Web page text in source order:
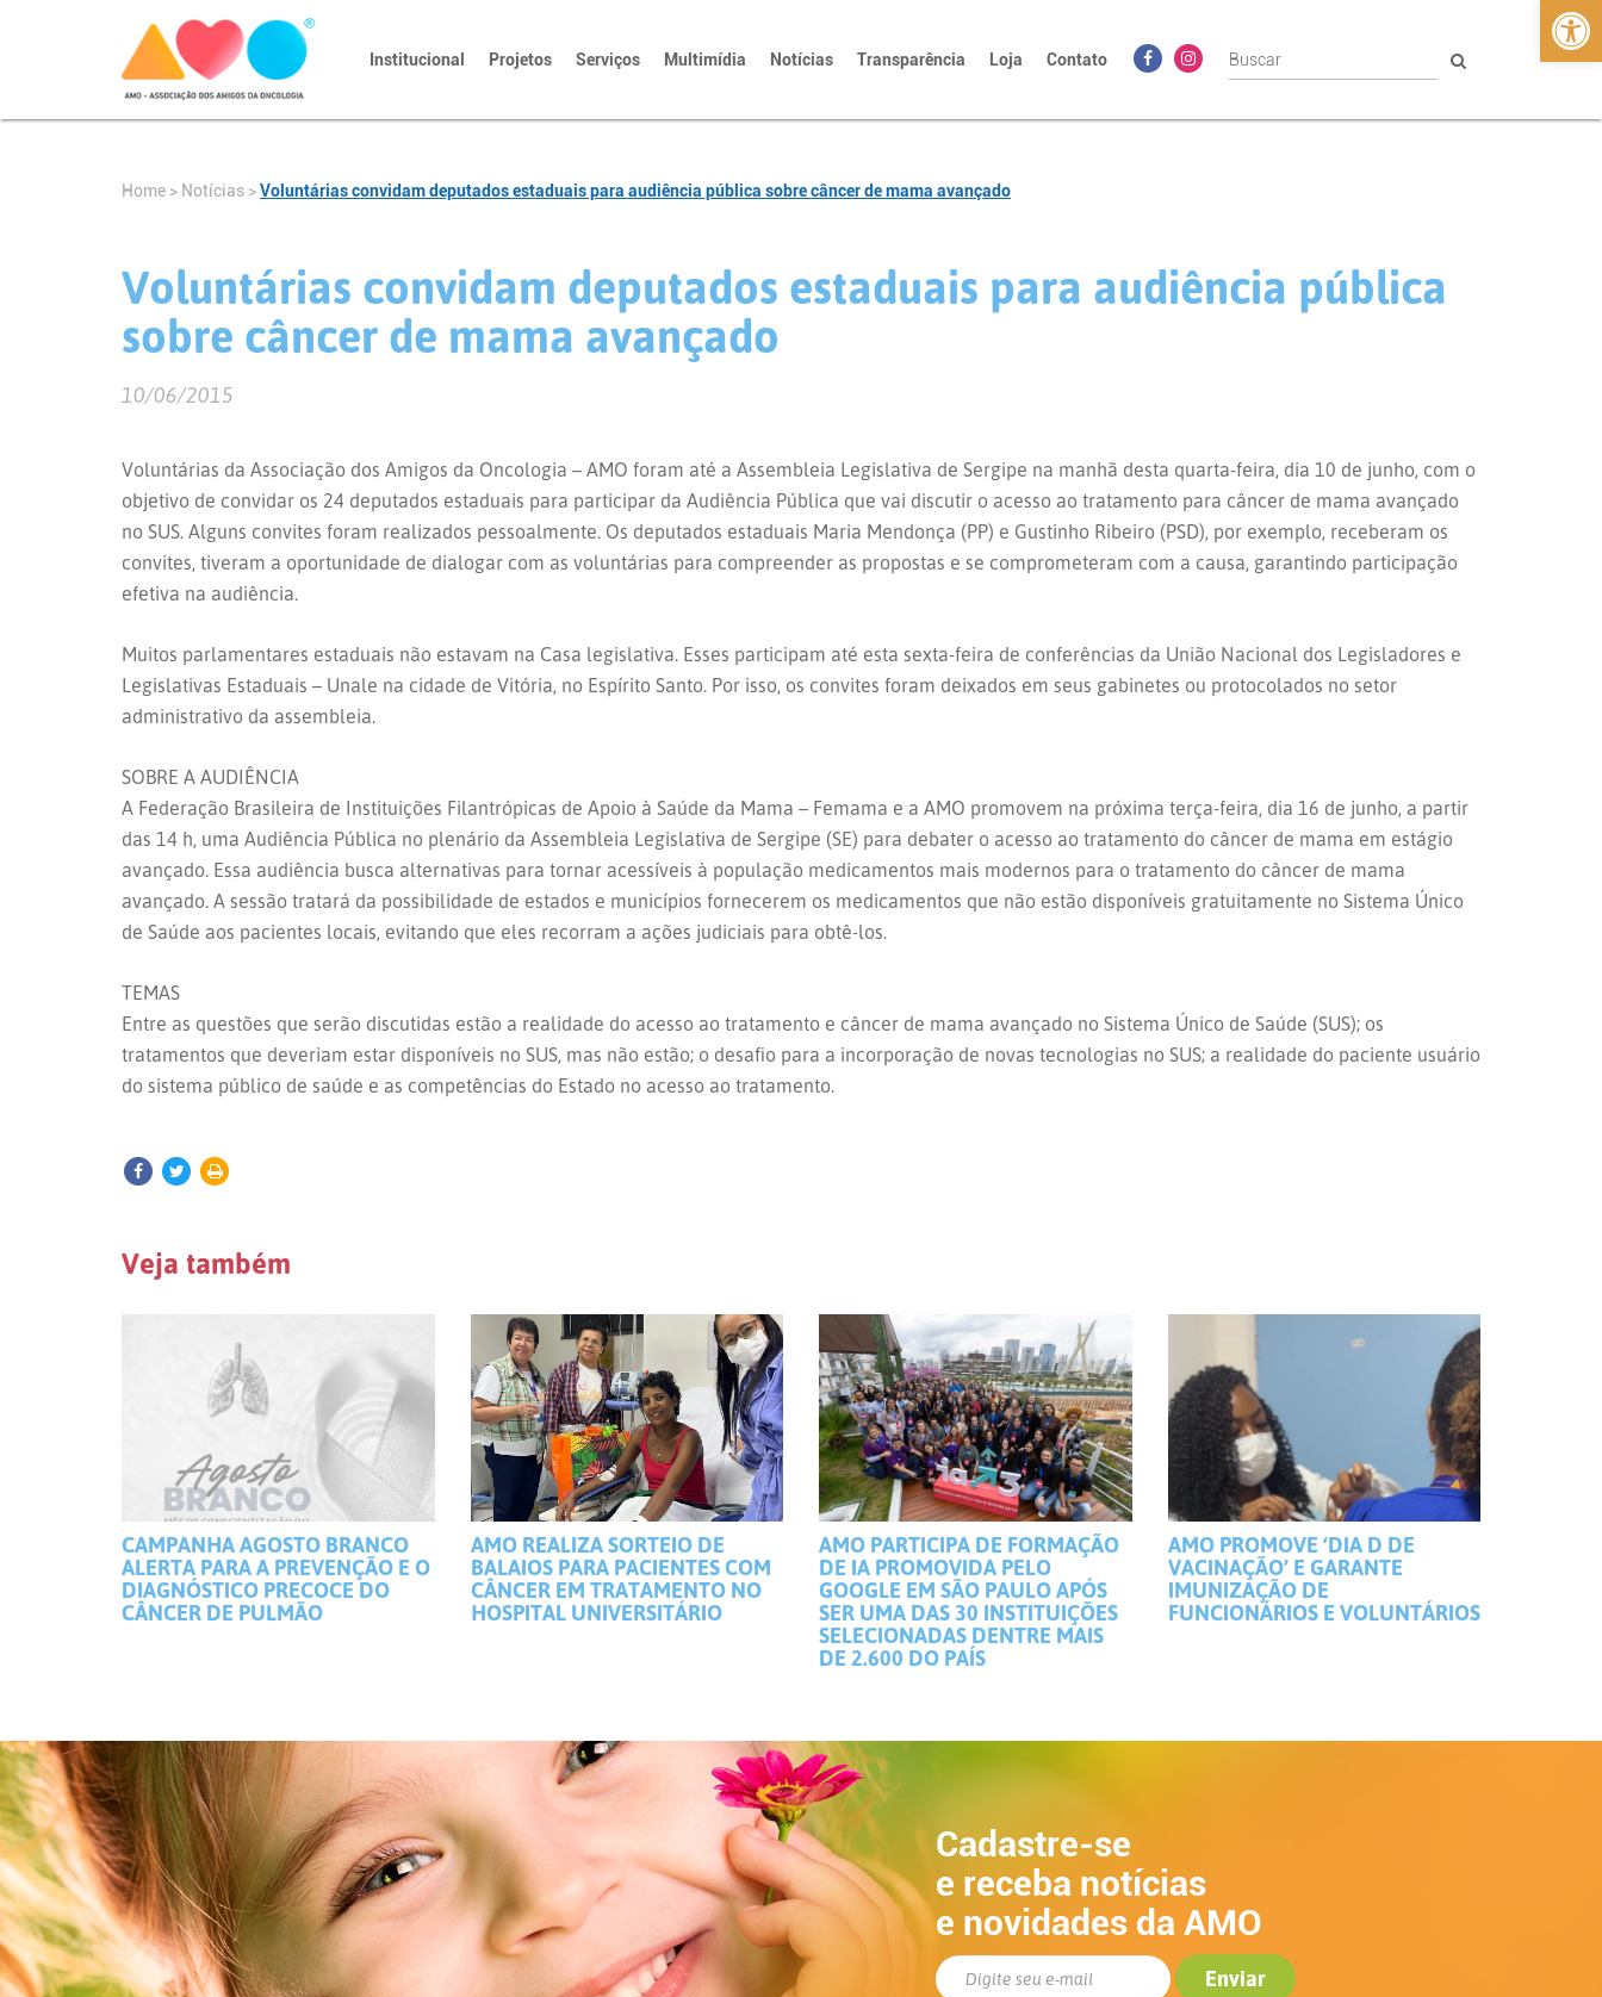
Institucional Projetos Serviços Multimídia Notícias Transparência Loja Contato
Home > Notícias >Voluntárias convidam deputados estaduais para audiência pública sobre câncer de mama avançado
Voluntárias convidam deputados estaduais para audiência pública
sobre câncer de mama avançado
10/06/2015
Voluntárias da Associação dos Amigos da Oncologia – AMO foram até a Assembleia Legislativa de Sergipe na manhã desta quarta-feira, dia 10 de junho, com o
objetivo de convidar os 24 deputados estaduais para participar da Audiência Pública que vai discutir o acesso ao tratamento para câncer de mama avançado
no SUS. Alguns convites foram realizados pessoalmente. Os deputados estaduais Maria Mendonça (PP) e Gustinho Ribeiro (PSD), por exemplo, receberam os
convites, tiveram a oportunidade de dialogar com as voluntárias para compreender as propostas e se comprometeram com a causa, garantindo participação
efetiva na audiência.
Muitos parlamentares estaduais não estavam na Casa legislativa. Esses participam até esta sexta-feira de conferências da União Nacional dos Legisladores e
Legislativas Estaduais – Unale na cidade de Vitória, no Espírito Santo. Por isso, os convites foram deixados em seus gabinetes ou protocolados no setor
administrativo da assembleia.
SOBRE A AUDIÊNCIA
A Federação Brasileira de Instituições Filantrópicas de Apoio à Saúde da Mama – Femama e a AMO promovem na próxima terça-feira, dia 16 de junho, a partir
das 14 h, uma Audiência Pública no plenário da Assembleia Legislativa de Sergipe (SE) para debater o acesso ao tratamento do câncer de mama em estágio
avançado. Essa audiência busca alternativas para tornar acessíveis à população medicamentos mais modernos para o tratamento do câncer de mama
avançado. A sessão tratará da possibilidade de estados e municípios fornecerem os medicamentos que não estão disponíveis gratuitamente no Sistema Único
de Saúde aos pacientes locais, evitando que eles recorram a ações judiciais para obtê-los.
TEMAS
Entre as questões que serão discutidas estão a realidade do acesso ao tratamento e câncer de mama avançado no Sistema Único de Saúde (SUS); os
tratamentos que deveriam estar disponíveis no SUS, mas não estão; o desafio para a incorporação de novas tecnologias no SUS; a realidade do paciente usuário
do sistema público de saúde e as competências do Estado no acesso ao tratamento.
Veja também
CAMPANHA AGOSTO BRANCO
ALERTA PARA A PREVENÇÃO E O
DIAGNÓSTICO PRECOCE DO
CÂNCER DE PULMÃO
AMO REALIZA SORTEIO DE
BALAIOS PARA PACIENTES COM
CÂNCER EM TRATAMENTO NO
HOSPITAL UNIVERSITÁRIO
AMO PARTICIPA DE FORMAÇÃO
DE IA PROMOVIDA PELO
GOOGLE EM SÃO PAULO APÓS
SER UMA DAS 30 INSTITUIÇÕES
SELECIONADAS DENTRE MAIS
DE 2.600 DO PAÍS
AMO PROMOVE ‘DIA D DE
VACINAÇÃO’ E GARANTE
IMUNIZAÇÃO DE
FUNCIONÁRIOS E VOLUNTÁRIOS
Cadastre-se
e receba notícias
e novidades da AMO